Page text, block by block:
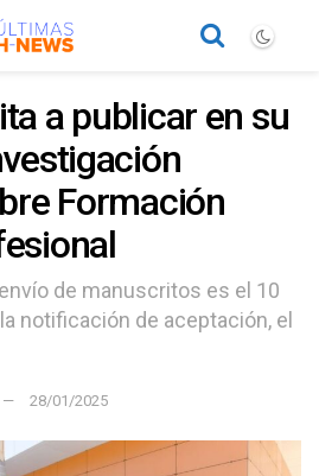
a publicar en su
Formación
de manuscritos es el 10
notificación de aceptación, el
28/01/2025